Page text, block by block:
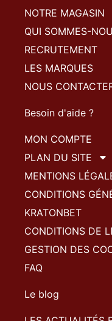
NOTRE MAGASIN
QUI SOMMES-
RECRUTEMENT
LES MARQUES
NOUS
Besoin d'aide ?
MON COMPTE
PLAN DU SITE
MENTIONS
CONDITIONS
KRATONBET
CONDITIONS DE
GESTION DES
FAQ
Le blog